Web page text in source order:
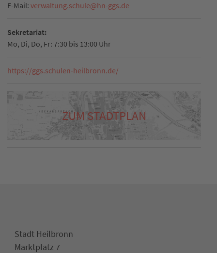
E-Mail: verwaltung.schule@hn-ggs.de
Sekretariat:
Mo, Di, Do, Fr: 7:30 bis 13:00 Uhr
https://ggs.schulen-heilbronn.de/
ZUM STADTPLAN
Stadt Heilbronn
Marktplatz 7